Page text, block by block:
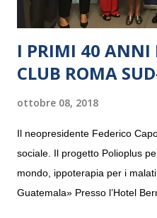
I PRIMI 40 ANNI
CLUB ROMA
ottobre 08, 2018
Il neopresidente Federico
sociale. Il progetto Polioplus
mondo, ippoterapia per i
Guatemala» Presso l’Hotel